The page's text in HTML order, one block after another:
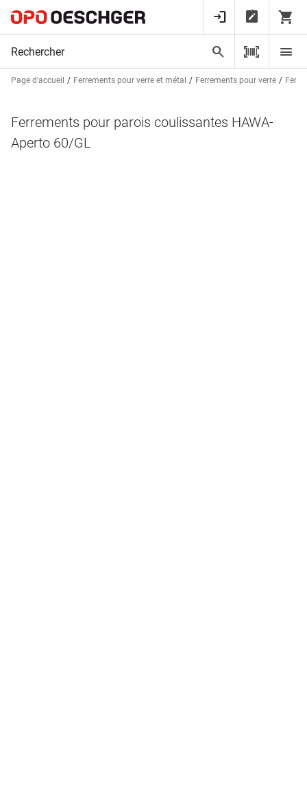
Page d’accueil Ferrements pour verre et métal Ferrements pour verre
Ferrements pour parois coulissantes HAWA-
Aperto 60/GL